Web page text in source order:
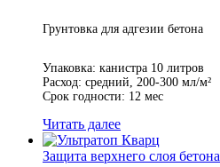
Грунтовка для адгезии бетона
Упаковка: канистра 10 литров
Расход: средний, 200-300 мл/м²
Срок годности: 12 мес
Читать далее
Защита верхнего слоя бетона